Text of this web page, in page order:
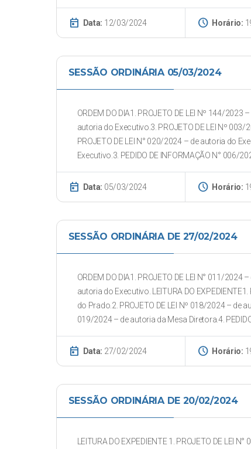
today Data: 12/03/2024 schedule Horário:
SESSÃO ORDINÁRIA 05/03/2024
ORDEM DO DIA1. PROJETO DE LEI Nº 144/
autoria do Executivo.3. PROJETO DE LEI Nº 003/
PROJETO DE LEI N° 020/2024 – de autoria do
Executivo.3. PEDIDO DE INFORMAÇÃO N° 006/
today Data: 05/03/2024 schedule Horário:
SESSÃO ORDINÁRIA DE 27/02/2024
ORDEM DO DIA1. PROJETO DE LEI N° 011/
autoria do Executivo. LEITURA DO
do Prado.2. PROJETO DE LEI Nº 018/2024 – de
019/2024 – de autoria da Mesa Diretora.4. PEDIDO
today Data: 27/02/2024 schedule Horário:
SESSÃO ORDINÁRIA DE 20/02/2024
LEITURA DO EXPEDIENTE 1. PROJETO DE LEI